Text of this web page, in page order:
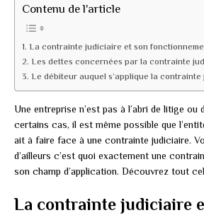
Contenu de l'article
La contrainte judiciaire et son
Les dettes concernées par la contrainte
Le débiteur auquel s’applique la
Une entreprise n’est pas à l’abri de litige ou
certains cas, il est même possible que
ait à faire face à une contrainte judiciaire.
d’ailleurs c’est quoi exactement une
son champ d’application. Découvrez tout
La contrainte judiciaire